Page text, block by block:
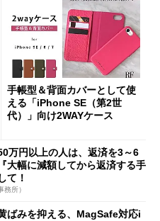
手帳型＆背面カバーとして使
える「iPhone SE（第2世
代）」向け2WAYケース
万円以上の人は、返済を3～6
大幅に減額してから返済する手
て！
所）
ばみを抑える、MagSafe対応i